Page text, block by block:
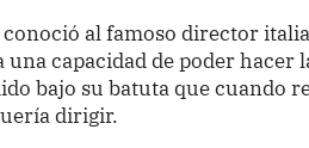
al famoso director
capacidad de poder hacer
bajo su batuta que cuando
dirigir.